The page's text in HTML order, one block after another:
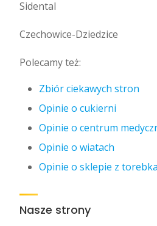
Sidental
Czechowice-Dziedzice
Polecamy też:
Zbiór ciekawych stron
Opinie o cukierni
Opinie o centrum
Opinie o wiatach
Opinie o sklepie z
Nasze strony